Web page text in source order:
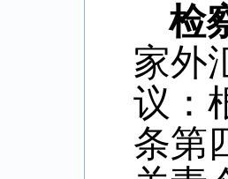
检
家外
议：
条第